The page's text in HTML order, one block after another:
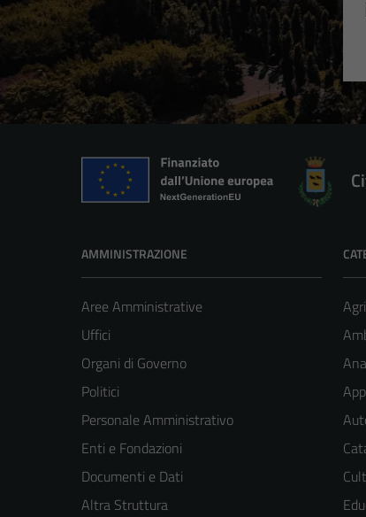
AMMINISTRAZIONE
Aree Amministrative
Uffici
Organi di Governo
Politici
Personale Amministrativo
Enti e Fondazioni
Documenti e Dati
Altra Struttura